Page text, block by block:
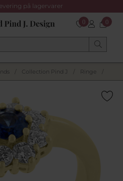
på lagervarer
0 0
Collection Pind J Ringe